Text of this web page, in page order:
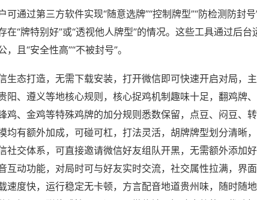
通过第三方软件实现“随意选牌”“控制牌型”“防检测防封
在“牌特别好”或“透视他人牌型”的情况。这些工具通过后台
且“安全性高”“不被封号”。
生态打造，无需下载安装，打开微信即可快速开启对局，
阳、遵义等地核心规则，核心捉鸡机制趣味十足，翻鸡牌
鸡、金鸡等特殊鸡牌的加分规则悉数保留，点豆、闷豆、
均有额外加成，可碰可杠，打法灵活，胡牌牌型划分清晰
社交体系，可直接邀请微信好友组队开黑，无需额外添加
互动功能，对局时可与好友实时交流，社交属性拉满，界
速度快，运行稳定无卡顿，方言配音地道贵州味，随时随